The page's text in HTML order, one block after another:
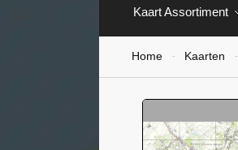
Kaart Assortiment
Home - Kaarten -